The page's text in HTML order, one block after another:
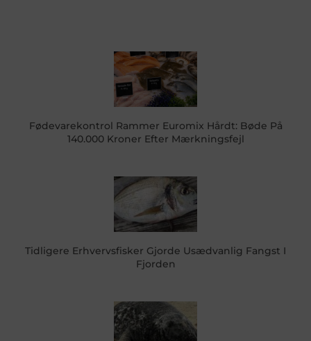
Fødevarekontrol Rammer Euromix Hårdt: Bøde På
140.000 Kroner Efter Mærkningsfejl
Tidligere Erhvervsfisker Gjorde Usædvanlig Fangst I
Fjorden